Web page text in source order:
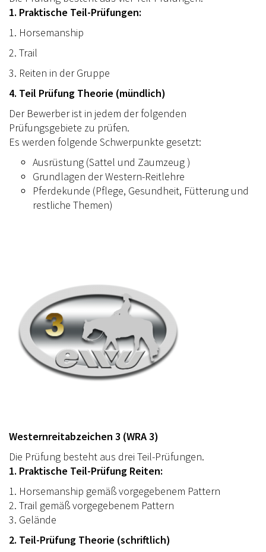
1. Praktische Teil-Prüfungen:
1. Horsemanship
2. Trail
3. Reiten in der Gruppe
4. Teil Prüfung Theorie (mündlich)
Der Bewerber ist in jedem der folgenden
Prüfungsgebiete zu prüfen.
Es werden folgende Schwerpunkte gesetzt:
Ausrüstung (Sattel und Zaumzeug )
Grundlagen der Western-Reitlehre
Pferdekunde (Pflege, Gesundheit, Fütterung und
restliche Themen)
Westernreitabzeichen 3 (WRA 3)
Die Prüfung besteht aus drei Teil-Prüfungen.
1. Praktische Teil-Prüfung Reiten:
1. Horsemanship gemäß vorgegebenem Pattern
2. Trail gemäß vorgegebenem Pattern
3. Gelände
2. Teil-Prüfung Theorie (schriftlich)